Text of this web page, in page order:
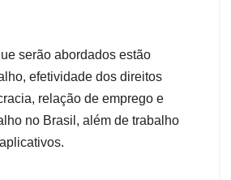
serão abordados estão
efetividade dos direitos
relação de emprego e
no Brasil, além de trabalho